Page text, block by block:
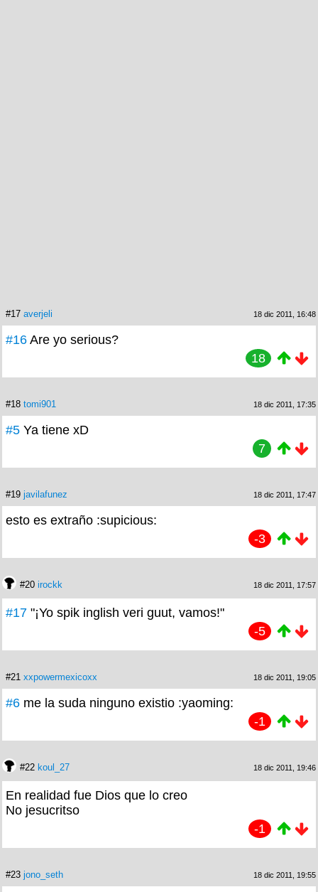
#17 averjeli 18 dic 2011, 16:48
#16 Are yo serious?
18
#18 tomi901 18 dic 2011, 17:35
#5 Ya tiene xD
7
#19 javilafunez 18 dic 2011, 17:47
esto es extraño :supicious:
-3
#20 irockk 18 dic 2011, 17:57
#17 "¡Yo spik inglish veri guut, vamos!"
-5
#21 xxpowermexicoxx 18 dic 2011, 19:05
#6 me la suda ninguno existio :yaoming:
-1
#22 koul_27 18 dic 2011, 19:46
En realidad fue Dios que lo creo
No jesucritso
-1
#23 jono_seth 18 dic 2011, 19:55